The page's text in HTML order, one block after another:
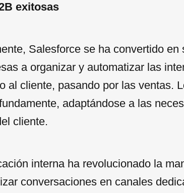
exitosas
Salesforce se ha convertido
a organizar y automatizar las
al cliente, pasando por las ventas.
adaptándose a las
cliente.
interna ha revolucionado la
conversaciones en canales